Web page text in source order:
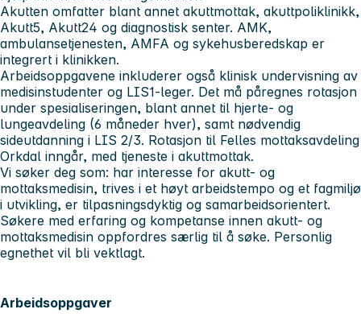
Akutten omfatter blant annet akuttmottak, akuttpoliklinikk,
Akutt5, Akutt24 og diagnostisk senter. AMK,
ambulansetjenesten, AMFA og sykehusberedskap er
integrert i klinikken.
Arbeidsoppgavene inkluderer også klinisk undervisning av
medisinstudenter og LIS1‑leger. Det må påregnes rotasjon
under spesialiseringen, blant annet til hjerte- og
lungeavdeling (6 måneder hver), samt nødvendig
sideutdanning i LIS 2/3. Rotasjon til Felles mottaksavdeling
Orkdal inngår, med tjeneste i akuttmottak.
Vi søker deg som: har interesse for akutt- og
mottaksmedisin, trives i et høyt arbeidstempo og et fagmiljø
i utvikling, er tilpasningsdyktig og samarbeidsorientert.
Søkere med erfaring og kompetanse innen akutt- og
mottaksmedisin oppfordres særlig til å søke. Personlig
egnethet vil bli vektlagt.
Arbeidsoppgaver